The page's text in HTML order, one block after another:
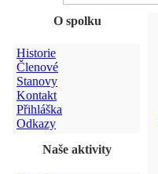
O spolku
Historie
Členové
Stanovy
Kontakt
Přihláška
Odkazy
Naše aktivity